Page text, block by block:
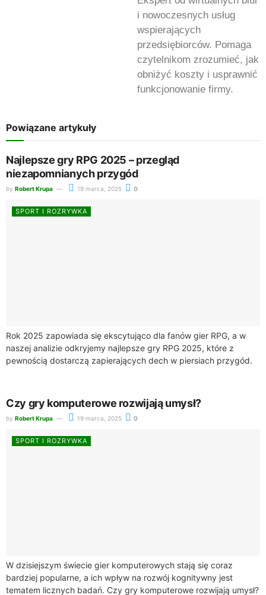
i nowoczesnych usług
wspierających
przedsiębiorców. Pomaga
czytelnikom zrozumieć, jak
obniżyć koszty i usprawnić
funkcjonowanie firmy.
Powiązane artykuły
Najlepsze gry RPG 2025 – przegląd
niezapomnianych przygód
by Robert Krupa 19 marca, 2025 0
SPORT I ROZRYWKA
Rok 2025 zapowiada się ekscytująco dla fanów gier RPG, a w
naszej analizie odkryjemy najlepsze gry RPG 2025, które z
pewnością dostarczą zapierających dech w piersiach przygód.
Czy gry komputerowe rozwijają umysł?
by Robert Krupa 19 marca, 2025 0
SPORT I ROZRYWKA
W dzisiejszym świecie gier komputerowych stają się coraz
bardziej popularne, a ich wpływ na rozwój kognitywny jest
tematem licznych badań. Czy gry komputerowe rozwijają umysł?